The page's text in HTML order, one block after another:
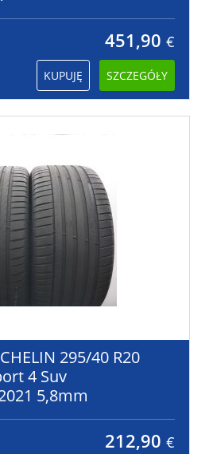
451,90 €
KUPUJĘ SZCZEGÓŁY
295/40 R20
4 Suv
5,8mm
212,90 €